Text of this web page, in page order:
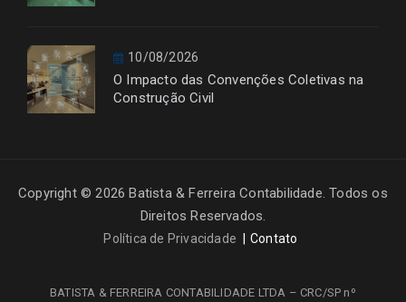
10/08/2026
O Impacto das Convenções Coletivas na
Construção Civil
Copyright © 2026 Batista & Ferreira Contabilidade. Todos os
Direitos Reservados.
Política de Privacidade Contato
BATISTA & FERREIRA CONTABILIDADE LTDA – CRC/SP nº